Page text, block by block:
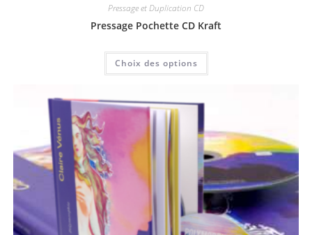
Pressage et Duplication CD
Pressage Pochette CD Kraft
Choix des options